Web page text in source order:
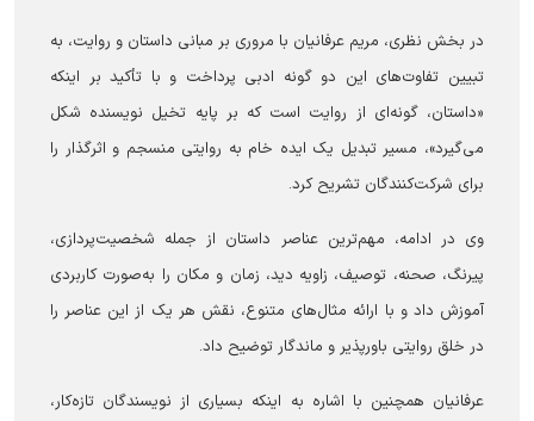
در بخش نظری، مریم عرفانیان با مروری بر مبانی داستان و روایت، به
تبیین تفاوت‌های این دو گونه ادبی پرداخت و با تأکید بر اینکه
«داستان، گونه‌ای از روایت است که بر پایه تخیل نویسنده شکل
می‌گیرد»، مسیر تبدیل یک ایده خام به روایتی منسجم و اثرگذار را
برای شرکت‌کنندگان تشریح کرد.
وی در ادامه، مهم‌ترین عناصر داستان از جمله شخصیت‌پردازی،
پیرنگ، صحنه، توصیف، زاویه دید، زمان و مکان را به‌صورت کاربردی
آموزش داد و با ارائه مثال‌های متنوع، نقش هر یک از این عناصر را
در خلق روایتی باورپذیر و ماندگار توضیح داد.
عرفانیان همچنین با اشاره به اینکه بسیاری از نویسندگان تازه‌کار،